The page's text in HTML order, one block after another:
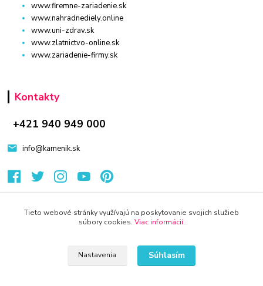
www.firemne-zariadenie.sk
www.nahradnediely.online
www.uni-zdrav.sk
www.zlatnictvo-online.sk
www.zariadenie-firmy.sk
Kontakty
+421 940 949 000
info@kamenik.sk
Eshop-rychlo.sk
Tieto webové stránky využívajú na poskytovanie svojich služieb
súbory cookies. Viac informácií.
Nastavenia Súhlasím